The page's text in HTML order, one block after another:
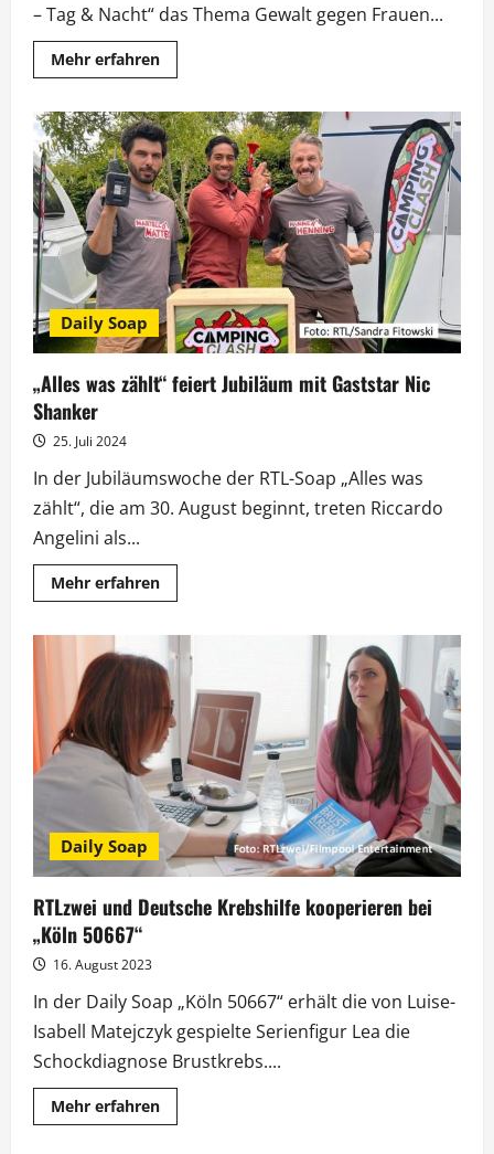
– Tag & Nacht“ das Thema Gewalt gegen Frauen...
Mehr erfahrenMehr
Informationen
–
Tag
&
Nacht“
setzt
Zeichen
gegen
Gewalt
an
Frauen
Daily Soap
„Alles was zählt“ feiert Jubiläum mit Gaststar Nic
Shanker
25. Juli 2024
In der Jubiläumswoche der RTL-Soap „Alles was
zählt“, die am 30. August beginnt, treten Riccardo
Angelini als...
Mehr erfahrenMehr
Informationen
zählt“
feiert
Jubiläum
mit
Gaststar
Nic
Shanker
Daily Soap
RTLzwei und Deutsche Krebshilfe kooperieren bei
„Köln 50667“
16. August 2023
In der Daily Soap „Köln 50667“ erhält die von Luise-
Isabell Matejczyk gespielte Serienfigur Lea die
Schockdiagnose Brustkrebs....
Mehr erfahrenMehr
Informationen